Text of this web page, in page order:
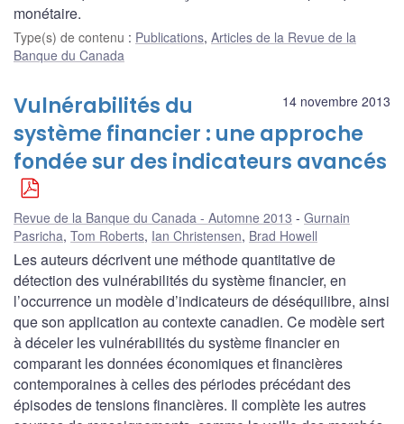
monétaire.
Type(s) de contenu : Publications, Articles de la Revue de la
Banque du Canada
14 novembre 2013
Vulnérabilités du
système financier : une approche
fondée sur des indicateurs avancés
Revue de la Banque du Canada - Automne 2013
Gurnain
Pasricha, Tom Roberts, Ian Christensen, Brad Howell
Les auteurs décrivent une méthode quantitative de
détection des vulnérabilités du système financier, en
l’occurrence un modèle d’indicateurs de déséquilibre, ainsi
que son application au contexte canadien. Ce modèle sert
à déceler les vulnérabilités du système financier en
comparant les données économiques et financières
contemporaines à celles des périodes précédant des
épisodes de tensions financières. Il complète les autres